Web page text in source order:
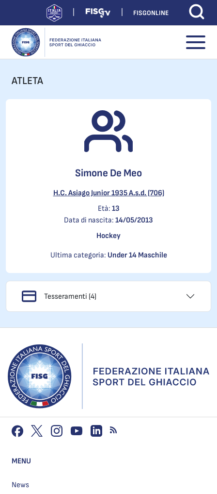
FISGONLINE
ATLETA
Simone De Meo
H.C. Asiago Junior 1935 A.s.d. (706)
Età: 13
Data di nascita: 14/05/2013
Hockey
Ultima categoria: Under 14 Maschile
Tesseramenti (4)
MENU
News